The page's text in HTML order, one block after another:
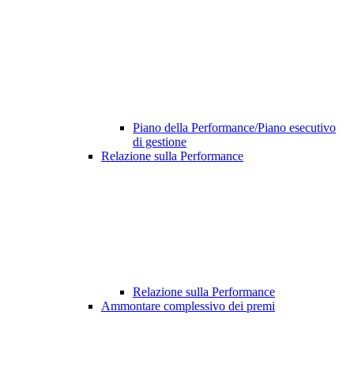
Piano della Performance/Piano esecutivo
di gestione
Relazione sulla Performance
Relazione sulla Performance
Ammontare complessivo dei premi